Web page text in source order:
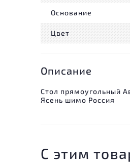
Основание
Цвет
Описание
Стол прямоугольный
Ясень шимо Россия
С этим